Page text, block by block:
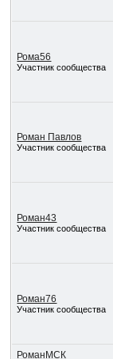
Рома56
Участник сообщества
Роман Павлов
Участник сообщества
Роман43
Участник сообщества
Роман76
Участник сообщества
РоманМСК